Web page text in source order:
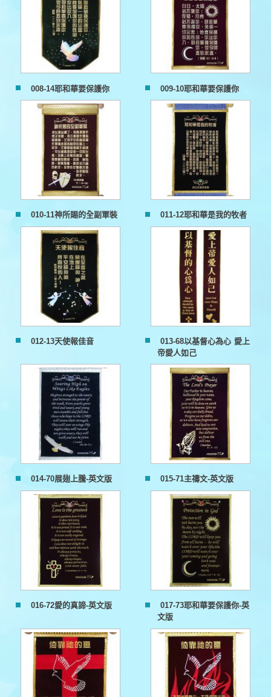
008-14耶和華要保護你 009-10耶和華要保護你
010-11神所賜的全副軍裝 011-12耶和華是我的牧者
012-13天使報佳音
013-68以基督心為心 愛上
帝愛人如己
014-70展翅上騰-英文版 015-71主禱文-英文版
016-72愛的真諦-英文版
017-73耶和華要保護你-英
文版